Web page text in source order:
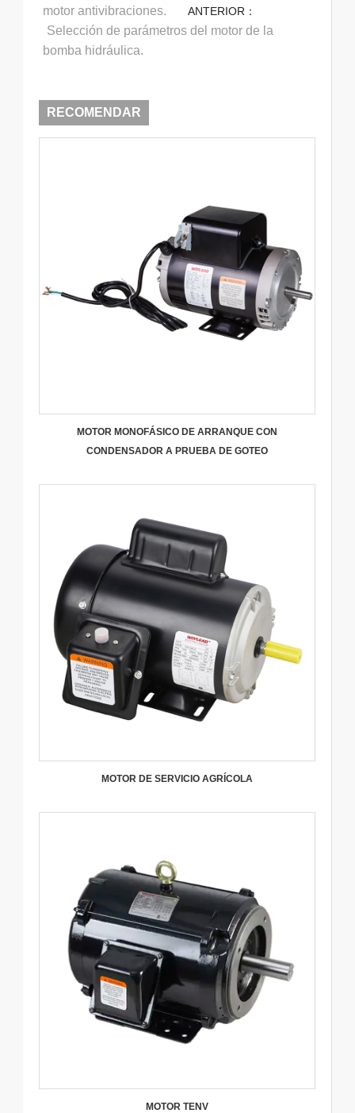
motor antivibraciones. ANTERIOR：
Selección de parámetros del motor de la
bomba hidráulica.
RECOMENDAR
MOTOR MONOFÁSICO DE ARRANQUE CON
CONDENSADOR A PRUEBA DE GOTEO
MOTOR DE SERVICIO AGRÍCOLA
MOTOR TENV